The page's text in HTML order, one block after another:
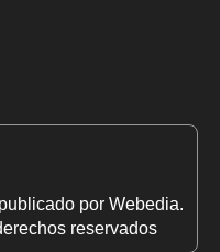
por Webedia.
reservados